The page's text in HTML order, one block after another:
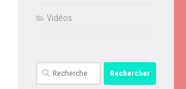
Vidéos
Rechercher :